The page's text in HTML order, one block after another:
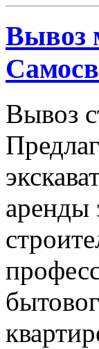
Вывоз
Вывоз
аренды